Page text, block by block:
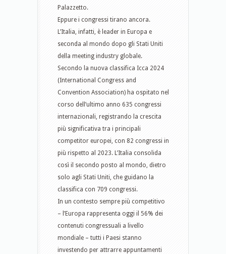
Palazzetto.
Eppure i congressi tirano ancora.
L’Italia, infatti, è leader in Europa e
seconda al mondo dopo gli Stati Uniti
della meeting industry globale.
Secondo la nuova classifica Icca 2024
(International Congress and
Convention Association) ha ospitato nel
corso dell’ultimo anno 635 congressi
internazionali, registrando la crescita
più significativa tra i principali
competitor europei, con 82 congressi in
più rispetto al 2023. L’Italia consolida
così il secondo posto al mondo, dietro
solo agli Stati Uniti, che guidano la
classifica con 709 congressi.
In un contesto sempre più competitivo
– l’Europa rappresenta oggi il 56% dei
contenuti congressuali a livello
mondiale – tutti i Paesi stanno
investendo per attrarre appuntamenti